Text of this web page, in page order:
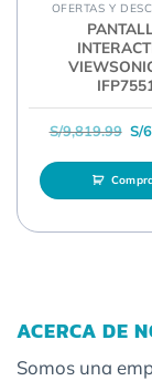
OFERTAS Y
S/9,819.99 El
S/
ACERCA DE
Somos una